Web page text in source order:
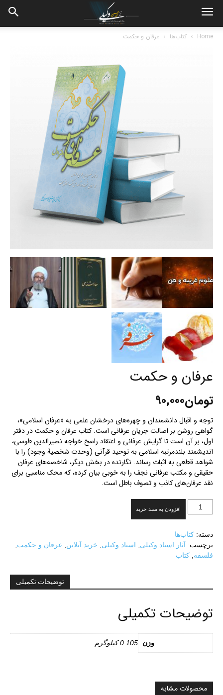
Home کتاب‌ها عرفان و حکمت
عرفان و حکمت
تومان۹۰,۰۰۰
توجه و اقبال دانشمندان و چهره‏‌های درخشان علمی به «عرفان اسلامی»،
گواهی روشن بر اصالت جریان عرفانی است. کتاب عرفان و حکمت در دفتر
اول، بر آن است تا گرایش عرفانی و اعتقاد راسخ خواجه نصیرالدین طوسی،
اندیشمند بلندمرتبه اسلامی به توحید قرآنی (وحدت شخصیۀ وجود) را با
شواهد قطعی به اثبات رساند. نگارنده در بخش دیگر، شاخصه‏‌های عرفان
حقیقی و مکتب عرفانی نجف را به خوبی بیان کرده، که محک مناسبی برای
نقد عرفان‌های کاذب و تصوف باطل است.
عرفان
و
عدد
افزودن به سبد خرید
دسته: کتاب‌ها
برچسب: آثار استاد وکیلی, استاد وکیلی, خرید آنلاین, عرفان و حکمت,
فلسفه, کتاب
توضیحات تکمیلی
توضیحات تکمیلی
وزن 0.105 کیلوگرم
محصولات مشابه